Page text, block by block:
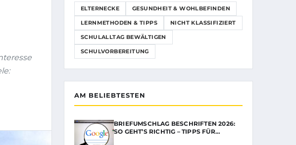
ELTERNECKE GESUNDHEIT & WOHLBEFINDEN
LERNMETHODEN & TIPPS NICHT KLASSIFIZIERT
SCHULALLTAG BEWÄLTIGEN
SCHULVORBEREITUNG
AM BELIEBTESTEN
BRIEFUMSCHLAG BESCHRIFTEN 2026:
SO GEHT’S RICHTIG – TIPPS FÜR…